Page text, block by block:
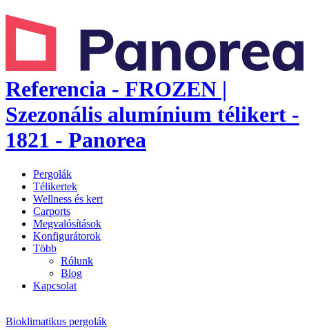
Referencia - FROZEN |
Szezonális alumínium télikert -
1821 - Panorea
Pergolák
Télikertek
Wellness és kert
Carports
Megvalósítások
Konfigurátorok
Több
Rólunk
Blog
Kapcsolat
Bioklimatikus pergolák